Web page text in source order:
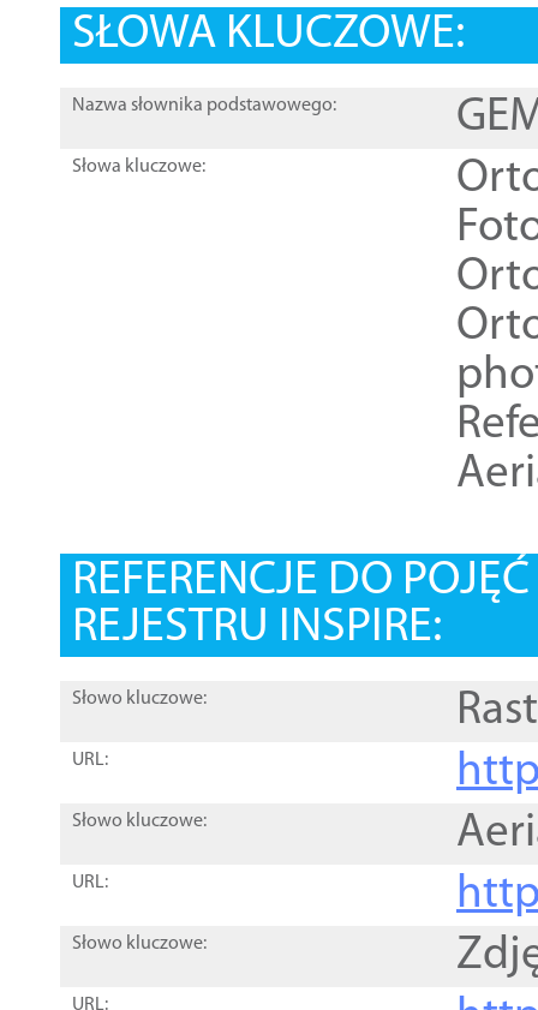
SŁOWA KLUCZOWE:
Nazwa słownika podstawowego:
Słowa kluczowe:
REFERENCJE DO
REJESTRU INSPIRE:
Słowo kluczowe:
URL:
Słowo kluczowe:
URL:
Słowo kluczowe:
URL: